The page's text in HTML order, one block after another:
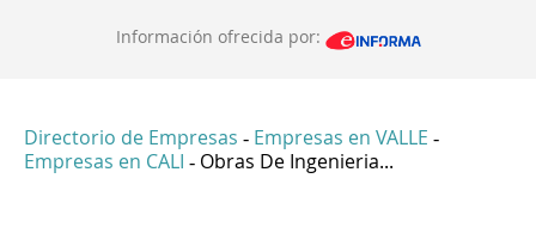
Información ofrecida por:
Directorio de Empresas - Empresas en VALLE -
Empresas en CALI - Obras De Ingenieria...